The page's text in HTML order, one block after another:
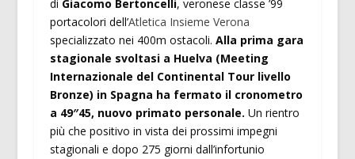
di Giacomo Bertoncelli, veronese classe ’99
portacolori dell’Atletica Insieme Verona
specializzato nei 400m ostacoli. Alla prima gara
stagionale svoltasi a Huelva (Meeting
Internazionale del Continental Tour livello
Bronze) in Spagna ha fermato il cronometro
a 49″45, nuovo primato personale. Un rientro
più che positivo in vista dei prossimi impegni
stagionali e dopo 275 giorni dall’infortunio